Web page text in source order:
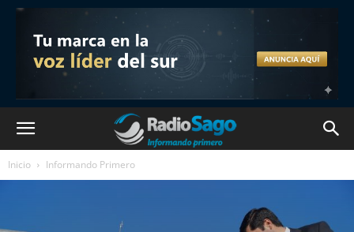
Inicio Informando Primero